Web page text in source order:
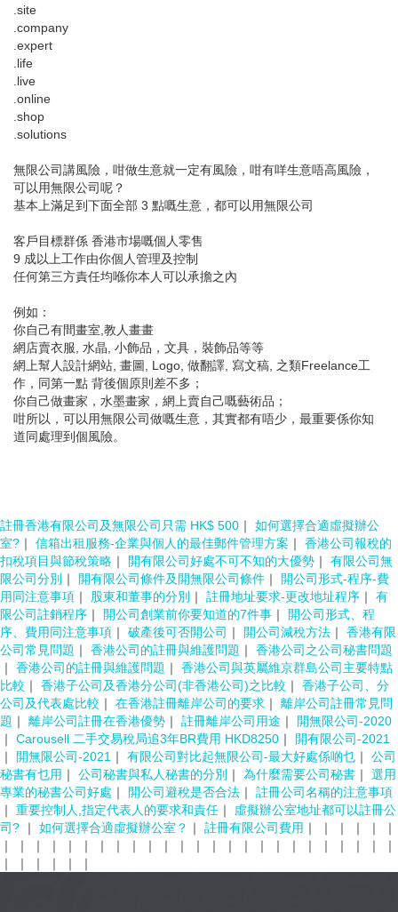
.site
.company
.expert
.life
.live
.online
.shop
.solutions
無限公司講風險，咁做生意就一定有風險，咁有咩生意唔高風險，
可以用無限公司呢？
基本上滿足到下面全部 3 點嘅生意，都可以用無限公司
客戶目標群係 香港市場嘅個人零售
9 成以上工作由你個人管理及控制
任何第三方責任均喺你本人可以承擔之內
例如：
你自己有間畫室,教人畫畫
網店賣衣服, 水晶, 小飾品，文具，裝飾品等等
網上幫人設計網站, 畫圖, Logo, 做翻譯, 寫文稿, 之類Freelance工
作，同第一點 背後個原則差不多；
你自己做畫家，水墨畫家，網上賣自己嘅藝術品；
咁所以，可以用無限公司做嘅生意，其實都有唔少，最重要係你知
道同處理到個風險。
註冊香港有限公司及無限公司只需 HK$ 500 ｜ 如何選擇合適虛擬辦公
室? ｜ 信箱出租服務-企業與個人的最佳郵件管理方案 ｜ 香港公司報稅的
扣稅項目與節稅策略 ｜ 開有限公司好處不可不知的大優勢 ｜ 有限公司無
限公司分別 ｜ 開有限公司條件及開無限公司條件 ｜ 開公司形式-程序-費
用同注意事項 ｜ 股東和董事的分別 ｜ 註冊地址要求-更改地址程序 ｜ 有
限公司註銷程序 ｜ 開公司創業前你要知道的7件事 ｜ 開公司形式、程
序、費用同注意事項 ｜ 破產後可否開公司 ｜ 開公司減稅方法 ｜ 香港有限
公司常見問題 ｜ 香港公司的註冊與維護問題 ｜ 香港公司之公司秘書問題
｜ 香港公司的註冊與維護問題 ｜ 香港公司與英屬維京群島公司主要特點
比較 ｜ 香港子公司及香港分公司(非香港公司)之比較 ｜ 香港子公司、分
公司及代表處比較 ｜ 在香港註冊離岸公司的要求 ｜ 離岸公司註冊常見問
題 ｜ 離岸公司註冊在香港優勢 ｜ 註冊離岸公司用途 ｜ 開無限公司-2020
｜ Carousell 二手交易稅局追3年BR費用 HKD8250 ｜ 開有限公司-2021
｜ 開無限公司-2021 ｜ 有限公司對比起無限公司-最大好處係啲乜 ｜ 公司
秘書有乜用 ｜ 公司秘書與私人秘書的分別 ｜ 為什麼需要公司秘書 ｜ 選用
專業的秘書公司好處 ｜ 開公司避稅是否合法 ｜ 註冊公司名稱的注意事項
｜ 重要控制人,指定代表人的要求和責任 ｜ 虛擬辦公室地址都可以註冊公
司?
｜ 如何選擇合適虛擬辦公室？ ｜ 註冊有限公司費用 ｜ ｜ ｜ ｜ ｜
｜
｜
｜ ｜ ｜ ｜ ｜ ｜ ｜ ｜ ｜ ｜ ｜ ｜ ｜ ｜ ｜ ｜ ｜ ｜ ｜ ｜ ｜ ｜ ｜
｜
｜
｜ ｜ ｜ ｜ ｜